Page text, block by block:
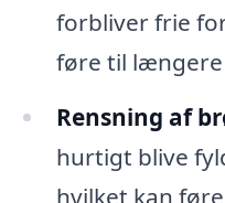
forbliver frie
føre til
Rensning af
hurtigt blive
hvilket kan